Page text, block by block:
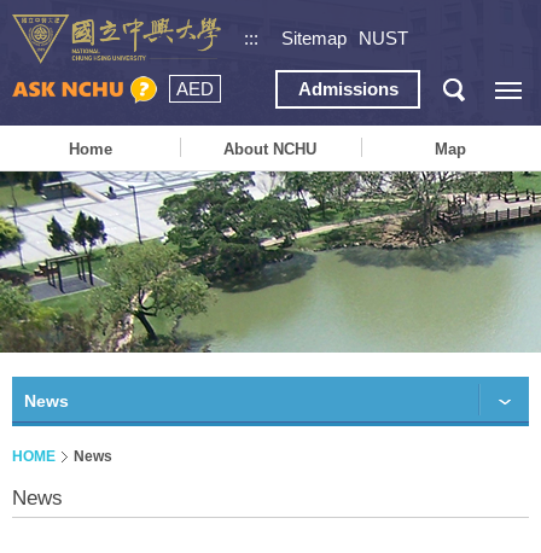
::: Sitemap NUST
AED Admissions
Home About NCHU Map
News
HOME News
News